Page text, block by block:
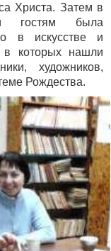
Христа. Затем в
гостям была
в искусстве и
в которых нашли
художников,
Рождества.